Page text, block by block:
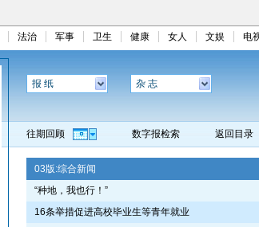
法治 军事 卫生 健康 女人 文娱 电
报 纸 杂 志
往期回顾 数字报检索 返回目录
03版:综合新闻
“种地，我也行！”
16条举措促进高校毕业生等青年就业